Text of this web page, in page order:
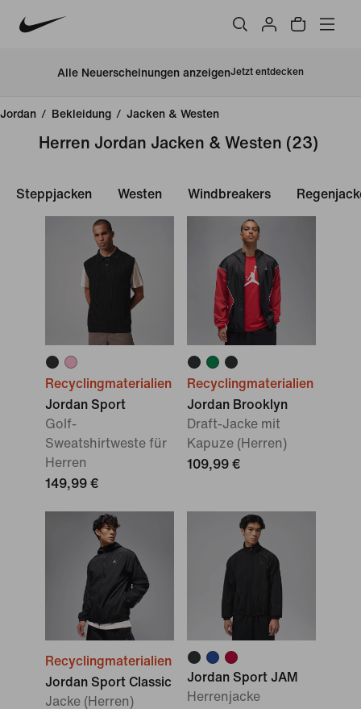
Alle Neuerscheinungen anzeigenJetzt entdecken
Jordan / Bekleidung / Jacken & Westen
Herren Jordan Jacken & Westen (23)
Steppjacken Westen Windbreakers
Recyclingmaterialien
Jordan Sport
Golf-
Sweatshirtweste für
Herren
149,99 €
Recyclingmaterialien
Jordan Brooklyn
Draft-Jacke mit
Kapuze (Herren)
109,99 €
Recyclingmaterialien
Jordan Sport Classic
Jacke (Herren)
Jordan Sport JAM
Herrenjacke